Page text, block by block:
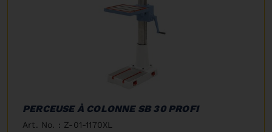
PERCEUSE À COLONNE SB 30 PROFI
Art. No. : Z-01-1170XL